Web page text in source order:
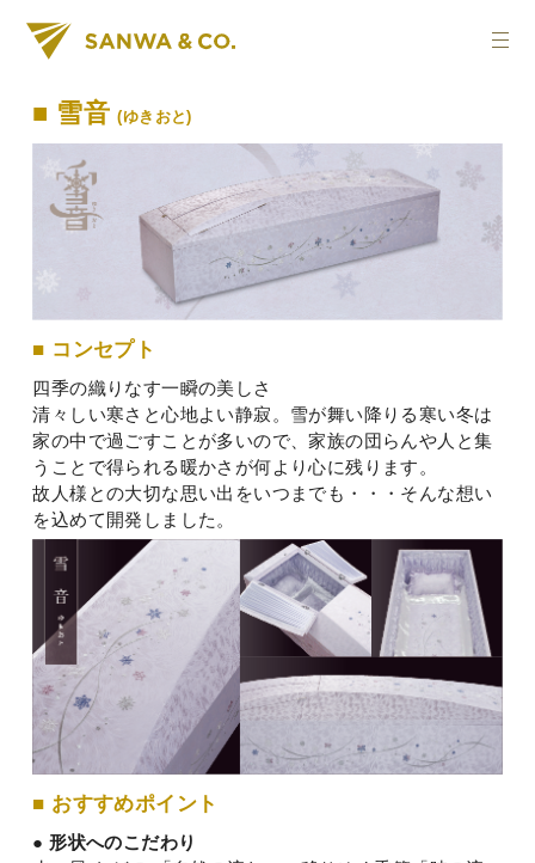
■ 雪音(ゆきおと)
■ コンセプト
四季の織りなす一瞬の美しさ
清々しい寒さと心地よい静寂。雪が舞い降りる寒い冬は
家の中で過ごすことが多いので、家族の団らんや人と集
うことで得られる暖かさが何より心に残ります。
故人様との大切な思い出をいつまでも・・・そんな想い
を込めて開発しました。
■ おすすめポイント
● 形状へのこだわり